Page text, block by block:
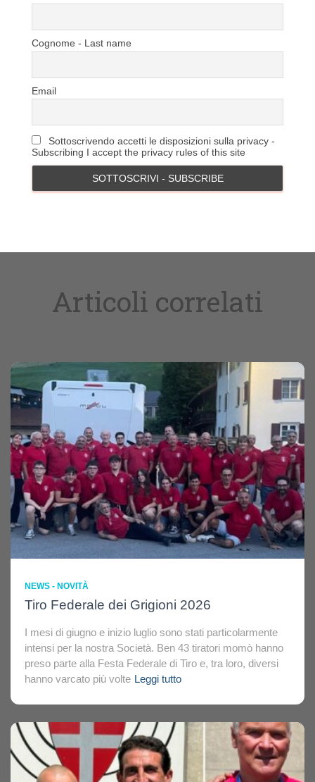
Cognome - Last name
Email
Sottoscrivendo accetti le disposizioni sulla privacy -
Subscribing I accept the privacy rules of this site
Articoli correlati
NEWS - NOVITÀ
Tiro Federale dei Grigioni 2026
I mesi di giugno e inizio luglio sono stati particolarmente
intensi per la nostra Società. Ben 43 tiratori momò hanno
preso parte alla Festa Federale di Tiro e, tra loro, diversi
hanno varcato più volte Leggi tutto